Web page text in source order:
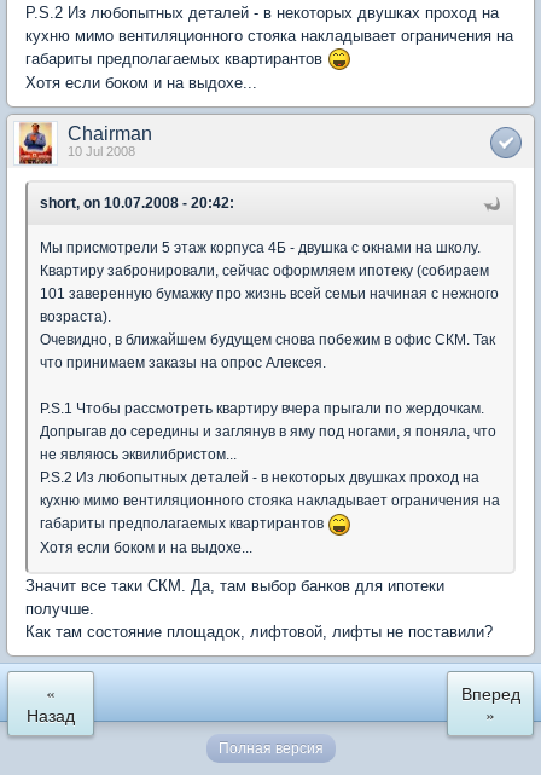
P.S.2 Из любопытных деталей - в некоторых двушках проход на
кухню мимо вентиляционного стояка накладывает ограничения на
габариты предполагаемых квартирантов
Хотя если боком и на выдохе...
Chairman
10 Jul 2008
short, on 10.07.2008 - 20:42:
Мы присмотрели 5 этаж корпуса 4Б - двушка с окнами на школу.
Квартиру забронировали, сейчас оформляем ипотеку (собираем
101 заверенную бумажку про жизнь всей семьи начиная с нежного
возраста).
Очевидно, в ближайшем будущем снова побежим в офис СКМ. Так
что принимаем заказы на опрос Алексея.
P.S.1 Чтобы рассмотреть квартиру вчера прыгали по жердочкам.
Допрыгав до середины и заглянув в яму под ногами, я поняла, что
не являюсь эквилибристом...
P.S.2 Из любопытных деталей - в некоторых двушках проход на
кухню мимо вентиляционного стояка накладывает ограничения на
габариты предполагаемых квартирантов
Хотя если боком и на выдохе...
Значит все таки СКМ. Да, там выбор банков для ипотеки
получше.
Как там состояние площадок, лифтовой, лифты не поставили?
«
Назад
Вперед
»
Полная версия